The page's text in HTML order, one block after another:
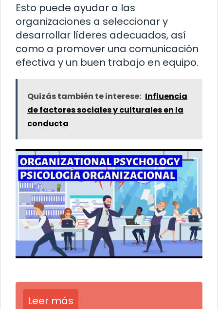
Esto puede ayudar a las
organizaciones a seleccionar y
desarrollar líderes adecuados, así
como a promover una comunicación
efectiva y un buen trabajo en equipo.
Quizás también te interese: Influencia
de factores sociales y culturales en la
conducta
Leer más